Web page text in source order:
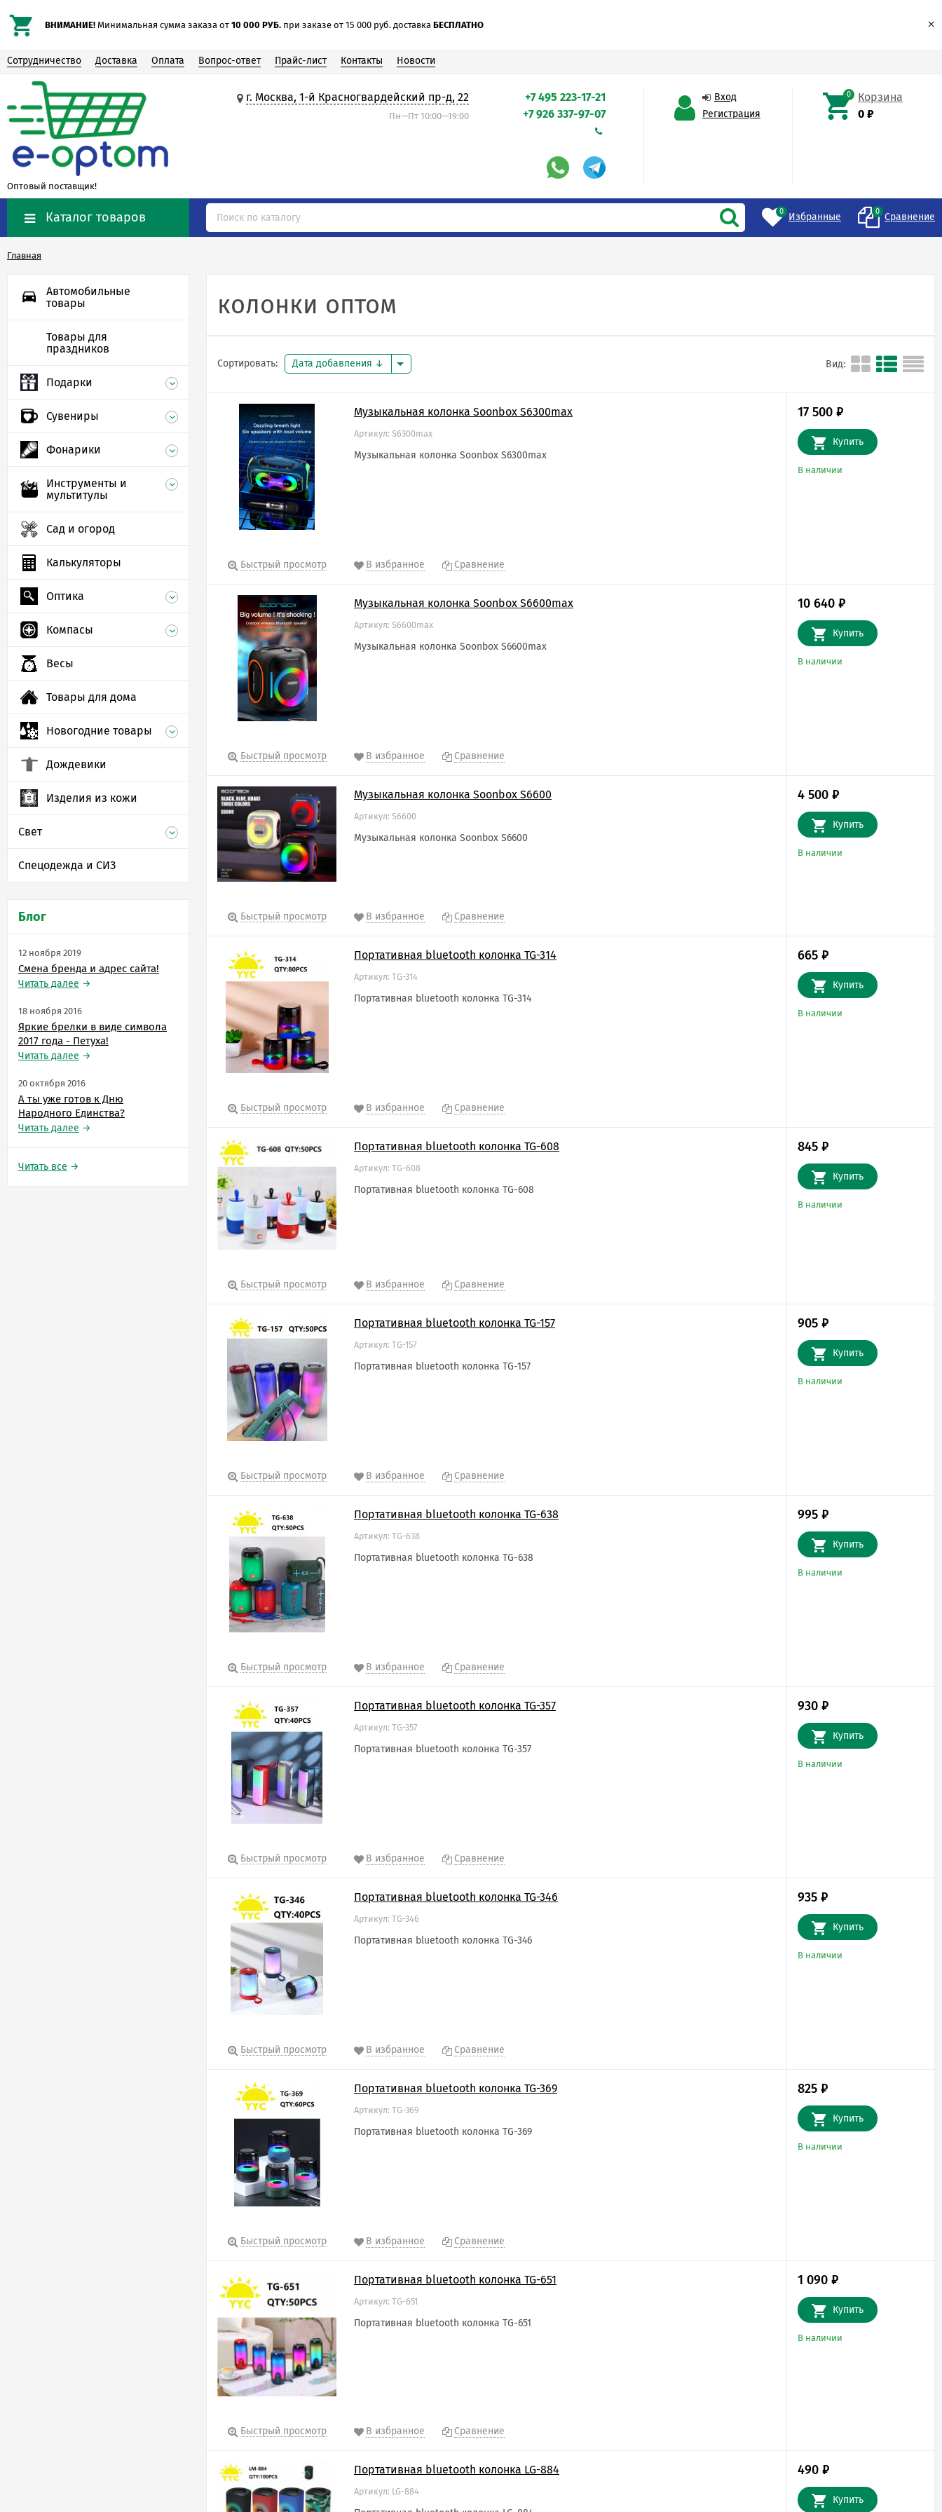
ВНИМАНИЕ! Минимальная сумма заказа от 10 000 РУБ. при заказе от 15 000 руб. доставка БЕСПЛАТНО ×
Сотрудничество Доставка Оплата Вопрос-ответ Прайс-лист Контакты Новости
Оптовый поставщик!
г. Москва, 1-й Красногвардейский пр-д, 22
Пн—Пт 10:00—19:00
+7 495 223-17-21
+7 926 337-97-07
Вход
Регистрация
0
Корзина
0₽
Каталог товаров 0 Избранные 0 Сравнение
Главная
Автомобильные
товары
Товары для
праздников
Подарки
Сувениры
Фонарики
Инструменты и
мультитулы
Сад и огород
Калькуляторы
Оптика
Компасы
Весы
Товары для дома
Новогодние товары
Дождевики
Изделия из кожи
Свет
Спецодежда и СИЗ
Блог
12 ноября 2019
Смена бренда и адрес сайта!
Читать далее →
18 ноября 2016
Яркие брелки в виде символа
2017 года - Петуха!
Читать далее →
20 октября 2016
А ты уже готов к Дню
Народного Единства?
Читать далее →
Читать все →
колонки оптом
Сортировать: Дата добавления Вид:
Музыкальная колонка Soonbox S6300max
Артикул: S6300max
Музыкальная колонка Soonbox S6300max
17 500 ₽
Купить
В наличии
Быстрый просмотр В избранное Сравнение
Музыкальная колонка Soonbox S6600max
Артикул: S6600max
Музыкальная колонка Soonbox S6600max
10 640 ₽
Купить
В наличии
Быстрый просмотр В избранное Сравнение
Музыкальная колонка Soonbox S6600
Артикул: S6600
Музыкальная колонка Soonbox S6600
4 500 ₽
Купить
В наличии
Быстрый просмотр В избранное Сравнение
Портативная bluetooth колонка TG-314
Артикул: TG-314
Портативная bluetooth колонка TG-314
665 ₽
Купить
В наличии
Быстрый просмотр В избранное Сравнение
Портативная bluetooth колонка TG-608
Артикул: TG-608
Портативная bluetooth колонка TG-608
845 ₽
Купить
В наличии
Быстрый просмотр В избранное Сравнение
Портативная bluetooth колонка TG-157
Артикул: TG-157
Портативная bluetooth колонка TG-157
905 ₽
Купить
В наличии
Быстрый просмотр В избранное Сравнение
Портативная bluetooth колонка TG-638
Артикул: TG-638
Портативная bluetooth колонка TG-638
995 ₽
Купить
В наличии
Быстрый просмотр В избранное Сравнение
Портативная bluetooth колонка TG-357
Артикул: TG-357
Портативная bluetooth колонка TG-357
930 ₽
Купить
В наличии
Быстрый просмотр В избранное Сравнение
Портативная bluetooth колонка TG-346
Артикул: TG-346
Портативная bluetooth колонка TG-346
935 ₽
Купить
В наличии
Быстрый просмотр В избранное Сравнение
Портативная bluetooth колонка TG-369
Артикул: TG-369
Портативная bluetooth колонка TG-369
825 ₽
Купить
В наличии
Быстрый просмотр В избранное Сравнение
Портативная bluetooth колонка TG-651
Артикул: TG-651
Портативная bluetooth колонка TG-651
1 090 ₽
Купить
В наличии
Быстрый просмотр В избранное Сравнение
Портативная bluetooth колонка LG-884
Артикул: LG-884
490 ₽
Купить